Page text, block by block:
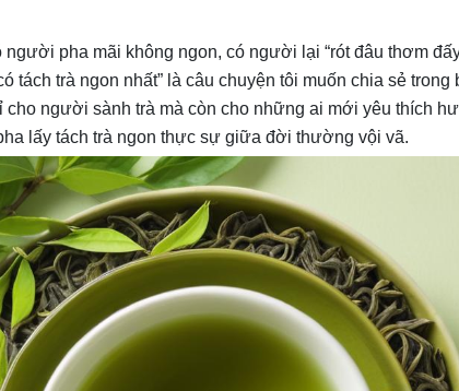
pha mãi không ngon, có người lại “rót đâu thơm
tách trà ngon nhất” là câu chuyện tôi muốn chia sẻ
người sành trà mà còn cho những ai mới yêu thích
lấy tách trà ngon thực sự giữa đời thường vội vã.